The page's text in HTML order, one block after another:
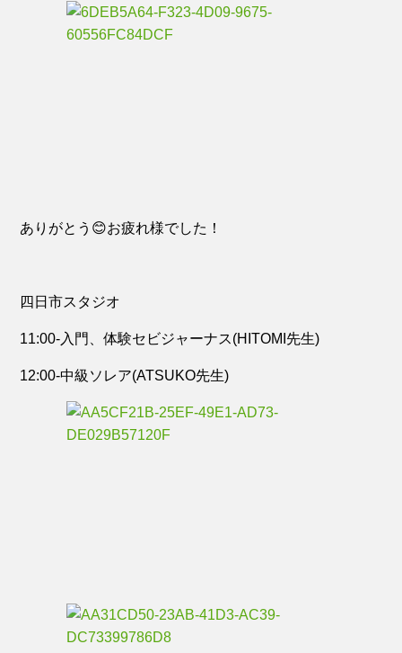
ありがとう😊お疲れ様でした！
四日市スタジオ
11:00-入門、体験セビジャーナス(HITOMI先生)
12:00-中級ソレア(ATSUKO先生)